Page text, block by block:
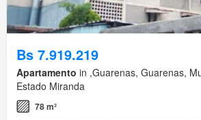
Bs 7.919.219
Apartamento in ,Guarenas, Guarenas,
Estado Miranda
78 m²